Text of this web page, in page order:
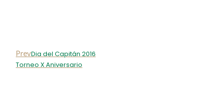
PrevDia del Capitán 2016
Torneo X Aniversario